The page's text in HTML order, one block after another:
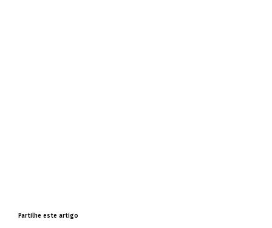
Partilhe este artigo